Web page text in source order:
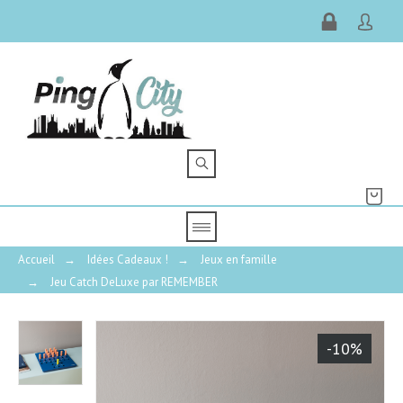
Accueil → Idées Cadeaux ! →
Jeux en famille
→
Jeu Catch DeLuxe par REMEMBER
-10%